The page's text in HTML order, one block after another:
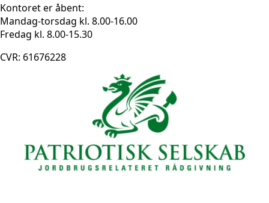
Kontoret er åbent:
Mandag-torsdag kl. 8.00-16.00
Fredag kl. 8.00-15.30
CVR: 61676228